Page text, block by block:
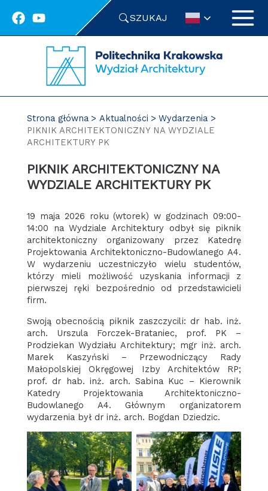
SZUKAJ
Strona główna Aktualności
Wydarzenia
PIKNIK ARCHITEKTONICZNY NA WYDZIALE
ARCHITEKTURY PK
PIKNIK ARCHITEKTONICZNY NA
WYDZIALE ARCHITEKTURY PK
19 maja 2026 roku (wtorek) w godzinach 09:00-
14:00 na Wydziale Architektury odbył się piknik
architektoniczny organizowany przez Katedrę
Projektowania Architektoniczno-Budowlanego A4.
W wydarzeniu uczestniczyło wielu studentów,
którzy mieli możliwość uzyskania informacji z
pierwszej ręki bezpośrednio od przedstawicieli
firm.
Swoją obecnością piknik zaszczycili: dr hab. inż.
arch. Urszula Forczek-Brataniec, prof. PK –
Prodziekan Wydziału Architektury; mgr inż. arch.
Marek Kaszyński – Przewodniczący Rady
Małopolskiej Okręgowej Izby Architektów RP;
prof. dr hab. inż. arch. Sabina Kuc – Kierownik
Katedry Projektowania Architektoniczno-
Budowlanego A4. Głównym organizatorem
wydarzenia był dr inż. arch. Bogdan Dziedzic.